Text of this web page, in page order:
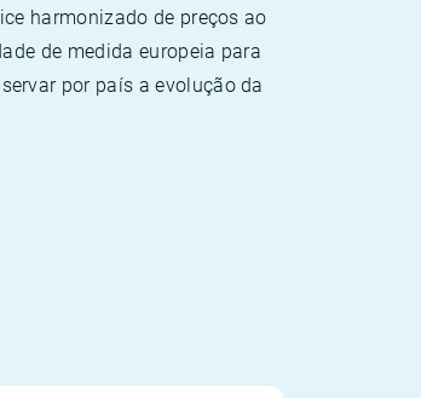
harmonizado de preços ao
de medida europeia para
por país a evolução da